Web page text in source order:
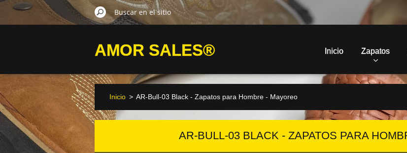
AMOR SALES® Inicio Zapatos
Inicio > AR-Bull-03 Black - Zapatos para Hombre - Mayoreo
AR-BULL-03 BLACK - ZAPATOS PARA